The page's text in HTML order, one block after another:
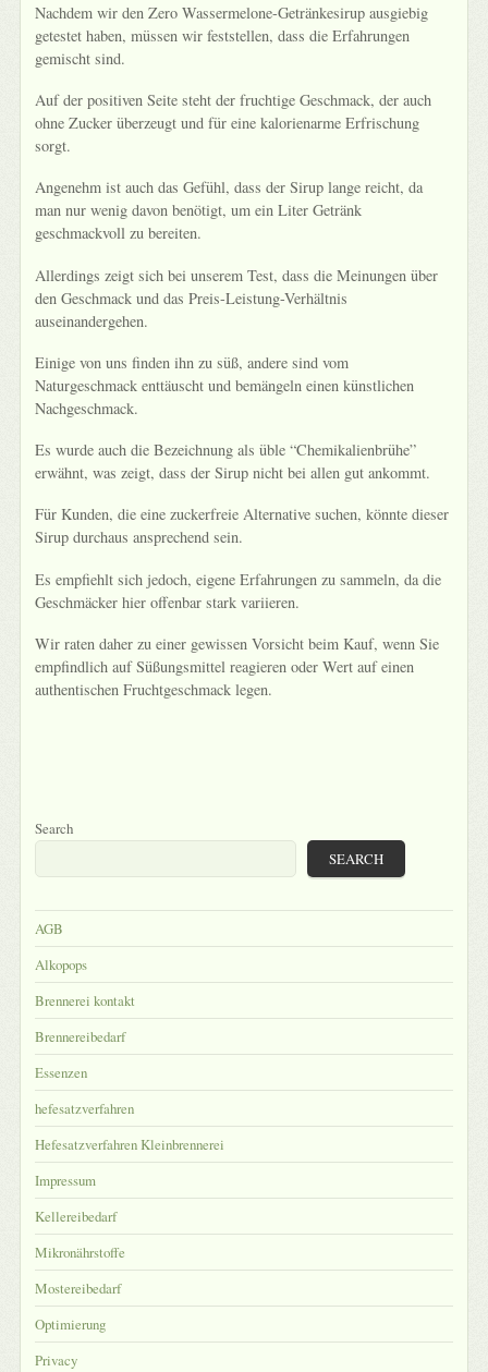
Nachdem wir den Zero Wassermelone-Getränkesirup ausgiebig
getestet haben, müssen wir feststellen, dass die Erfahrungen
gemischt sind.
Auf der positiven Seite steht der fruchtige Geschmack, der auch
ohne Zucker überzeugt und für eine kalorienarme Erfrischung
sorgt.
Angenehm ist auch das Gefühl, dass der Sirup lange reicht, da
man nur wenig davon benötigt, um ein Liter Getränk
geschmackvoll zu bereiten.
Allerdings zeigt sich bei unserem Test, dass die Meinungen über
den Geschmack und das Preis-Leistung-Verhältnis
auseinandergehen.
Einige von uns finden ihn zu süß, andere sind vom
Naturgeschmack enttäuscht und bemängeln einen künstlichen
Nachgeschmack.
Es wurde auch die Bezeichnung als üble “Chemikalienbrühe”
erwähnt, was zeigt, dass der Sirup nicht bei allen gut ankommt.
Für Kunden, die eine zuckerfreie Alternative suchen, könnte dieser
Sirup durchaus ansprechend sein.
Es empfiehlt sich jedoch, eigene Erfahrungen zu sammeln, da die
Geschmäcker hier offenbar stark variieren.
Wir raten daher zu einer gewissen Vorsicht beim Kauf, wenn Sie
empfindlich auf Süßungsmittel reagieren oder Wert auf einen
authentischen Fruchtgeschmack legen.
Search
SEARCH
AGB
Alkopops
Brennerei kontakt
Brennereibedarf
Essenzen
hefesatzverfahren
Hefesatzverfahren Kleinbrennerei
Impressum
Kellereibedarf
Mikronährstoffe
Mostereibedarf
Optimierung
Privacy